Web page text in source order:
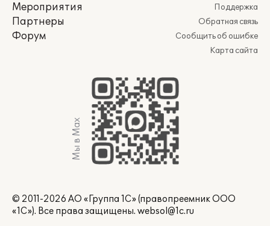
Мероприятия
Партнеры
Форум
Поддержка
Обратная связь
Сообщить об ошибке
Карта сайта
Мы в Max
© 2011-2026 АО «Группа 1С» (правопреемник ООО
«1С»). Все права защищены. websol@1c.ru